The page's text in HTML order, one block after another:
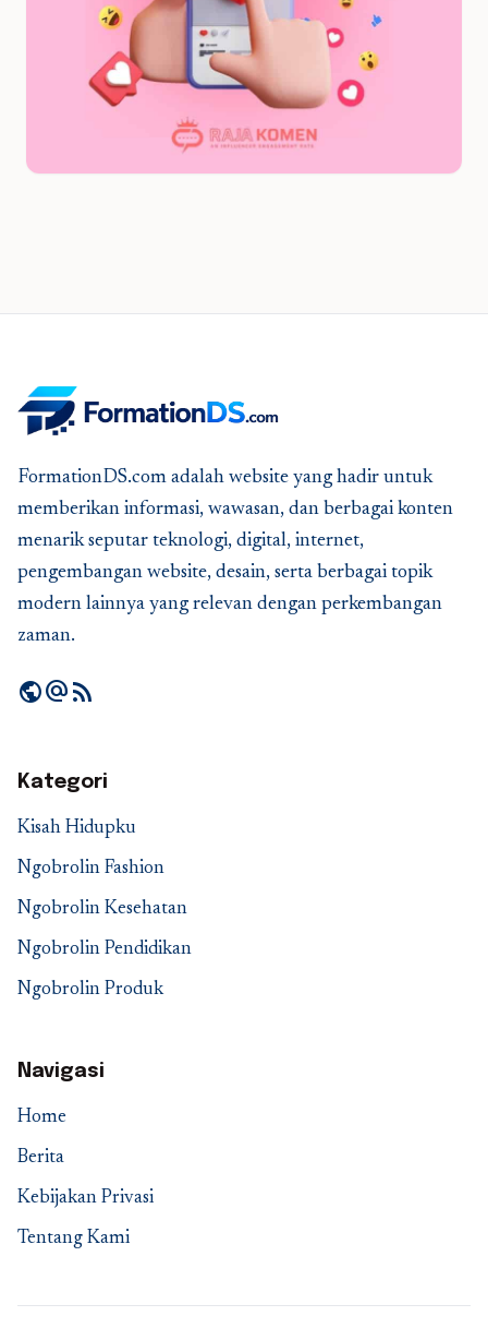
FormationDS.com adalah website yang hadir untuk
memberikan informasi, wawasan, dan berbagai konten
menarik seputar teknologi, digital, internet,
pengembangan website, desain, serta berbagai topik
modern lainnya yang relevan dengan perkembangan
zaman.
publicalternate_emailrss_feed
Kategori
Kisah Hidupku
Ngobrolin Fashion
Ngobrolin Kesehatan
Ngobrolin Pendidikan
Ngobrolin Produk
Navigasi
Home
Berita
Kebijakan Privasi
Tentang Kami